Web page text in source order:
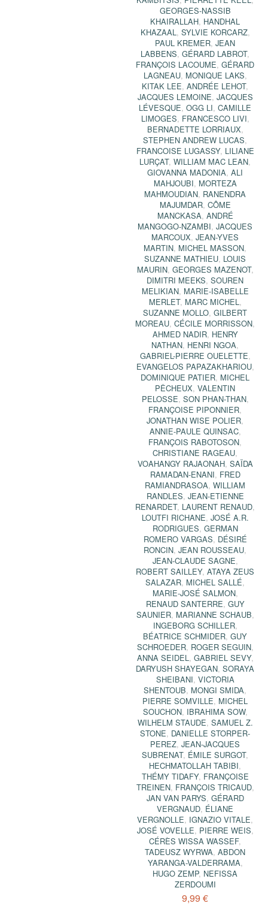
GEORGES-NASSIB
KHAIRALLAH, HANDHAL
KHAZAAL, SYLVIE KORCARZ,
PAUL KREMER,JEAN
LABBENS,GÉRARD LABROT,
FRANÇOIS LACOUME,GÉRARD
LAGNEAU, MONIQUE LAKS,
KITAK LEE,ANDRÉE LEHOT,
JACQUES LEMOINE, JACQUES
LÉVESQUE,OGG LI,CAMILLE
LIMOGES, FRANCESCO LIVI,
BERNADETTE LORRIAUX,
STEPHEN ANDREW LUCAS,
FRANCOISE LUGASSY, LILIANE
LURÇAT,WILLIAM MAC LEAN,
GIOVANNA MADONIA,ALI
MAHJOUBI, MORTEZA
MAHMOUDIAN, RANENDRA
MAJUMDAR, CÔME
MANCKASA, ANDRÉ
MANGOGO-NZAMBI,JACQUES
MARCOUX,JEAN-YVES
MARTIN, MICHEL MASSON,
SUZANNE MATHIEU, LOUIS
MAURIN, GEORGES MAZENOT,
DIMITRI MEEKS,SOUREN
MELIKIAN, MARIE-ISABELLE
MERLET, MARC MICHEL,
SUZANNE MOLLO,GILBERT
MOREAU,CÉCILE MORRISSON,
AHMED NADIR, HENRY
NATHAN, HENRI NGOA,
GABRIEL-PIERRE OUELETTE,
EVANGELOS PAPAZAKHARIOU,
DOMINIQUE PATIER, MICHEL
PÊCHEUX,VALENTIN
PELOSSE, SON PHAN-THAN,
FRANÇOISE PIPONNIER,
JONATHAN WISE POLIER,
ANNIE-PAULE QUINSAC,
FRANÇOIS RABOTOSON,
CHRISTIANE RAGEAU,
VOAHANGY RAJAONAH, SAÏDA
RAMADAN-ENANI, FRED
RAMIANDRASOA,WILLIAM
RANDLES, JEAN-ETIENNE
RENARDET, LAURENT RENAUD,
LOUTFI RICHANE, JOSÉ A.R.
RODRIGUES, GERMAN
ROMERO VARGAS, DÉSIRÉ
RONCIN,JEAN ROUSSEAU,
JEAN-CLAUDE SAGNE,
ROBERT SAILLEY,ATAYA ZEUS
SALAZAR, MICHEL SALLÉ,
MARIE-JOSÉ SALMON,
RENAUD SANTERRE, GUY
SAUNIER, MARIANNE SCHAUB,
INGEBORG SCHILLER,
BÉATRICE SCHMIDER,GUY
SCHROEDER, ROGER SEGUIN,
ANNA SEIDEL, GABRIEL SEVY,
DARYUSH SHAYEGAN,SORAYA
SHEIBANI, VICTORIA
SHENTOUB, MONGI SMIDA,
PIERRE SOMVILLE, MICHEL
SOUCHON, IBRAHIMA SOW,
WILHELM STAUDE, SAMUEL Z.
STONE, DANIELLE STORPER-
PEREZ,JEAN-JACQUES
SUBRENAT, ÉMILE SURGOT,
HECHMATOLLAH TABIBI,
THÉMY TIDAFY, FRANÇOISE
TREINEN, FRANÇOIS TRICAUD,
JAN VAN PARYS, GÉRARD
VERGNAUD, ÉLIANE
VERGNOLLE, IGNAZIO VITALE,
JOSÉ VOVELLE, PIERRE WEIS,
CÉRÈS WISSA WASSEF,
TADEUSZ WYRWA,ABDON
YARANGA-VALDERRAMA,
HUGO ZEMP, NEFISSA
ZERDOUMI
9,99 €